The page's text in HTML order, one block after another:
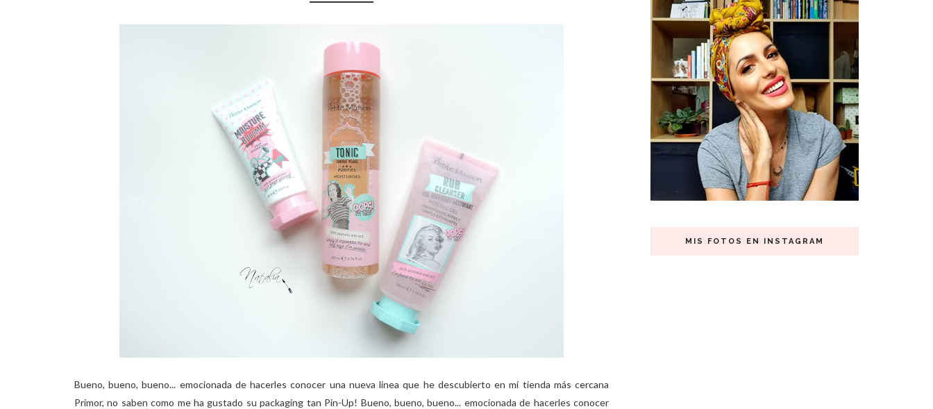
Bueno, bueno, bueno... emocionada de hacerles conocer una nueva línea que he descubierto en mi tienda más cercana
Primor, no saben como me ha gustado su packaging tan Pin-Up! Bueno, bueno, bueno... emocionada de hacerles conocer
MIS FOTOS EN INSTAGRAM